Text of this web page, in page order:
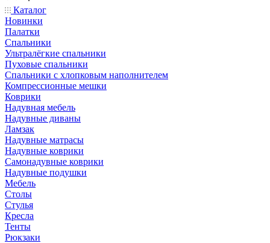
Каталог
Новинки
Палатки
Спальники
Ультралёгкие спальники
Пуховые спальники
Спальники с хлопковым наполнителем
Компрессионные мешки
Коврики
Надувная мебель
Надувные диваны
Ламзак
Надувные матрасы
Надувные коврики
Самонадувные коврики
Надувные подушки
Мебель
Столы
Стулья
Кресла
Тенты
Рюкзаки